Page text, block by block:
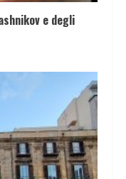
e degli